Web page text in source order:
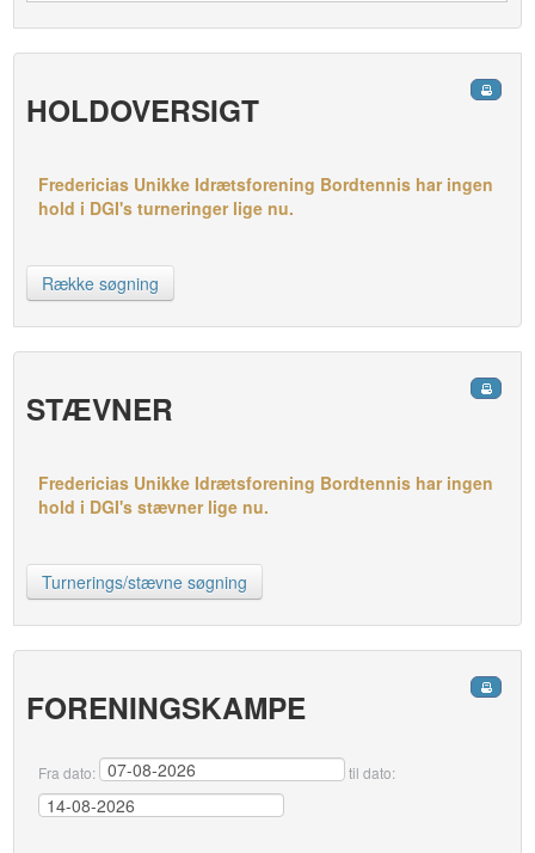
HOLDOVERSIGT
Fredericias Unikke Idrætsforening Bordtennis har ingen
hold i DGI's turneringer lige nu.
Række søgning
STÆVNER
Fredericias Unikke Idrætsforening Bordtennis har ingen
hold i DGI's stævner lige nu.
Turnerings/stævne søgning
FORENINGSKAMPE
Fra dato: til dato: